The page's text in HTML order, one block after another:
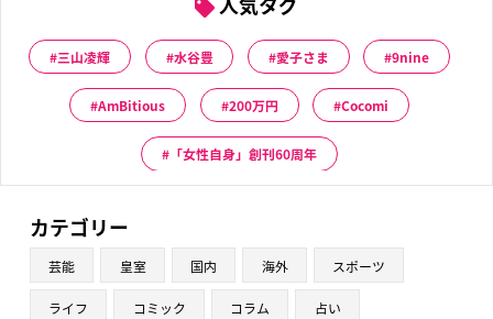
三山凌輝 水谷豊 愛子さま 9nine
AmBitious 200万円 Cocomi
「女性自身」創刊60周年
カテゴリー
芸能 皇室 国内 海外 スポーツ
ライフ コミック コラム 占い